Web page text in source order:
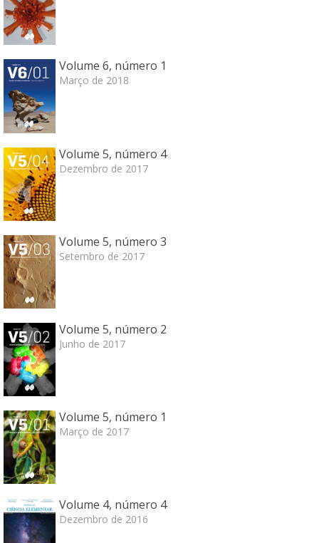
Volume 6, número 1
Março de 2018
Volume 5, número 4
Dezembro de 2017
Volume 5, número 3
Setembro de 2017
Volume 5, número 2
Junho de 2017
Volume 5, número 1
Março de 2017
Volume 4, número 4
Dezembro de 2016